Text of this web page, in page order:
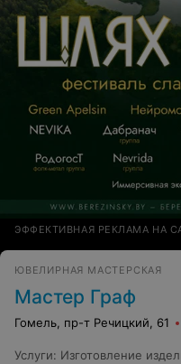
ЭФФЕКТИВНАЯ РЕКЛАМА НА
ЮВЕЛИРНАЯ МАСТЕРСКАЯ
Мастер Граф
Гомель, пр-т Речицкий, 61
Услуги: Изготовление